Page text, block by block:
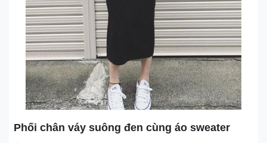
Phối chân váy suông đen cùng áo sweater